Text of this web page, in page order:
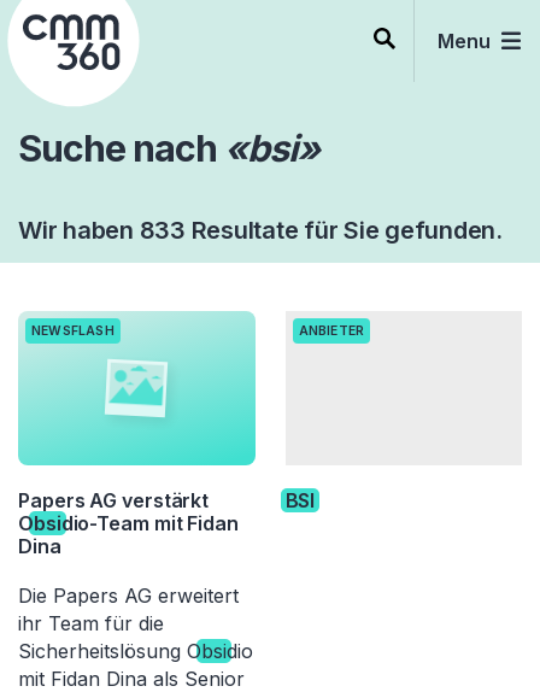
Skip
to
content
Menu
Suche nach «bsi»
Wir haben 833 Resultate für Sie gefunden.
NEWSFLASH
Papers AG verstärkt
Obsidio-Team mit Fidan
Dina
Die Papers AG erweitert
ihr Team für die
Sicherheitslösung Obsidio
mit Fidan Dina als Senior
ANBIETER
BSI